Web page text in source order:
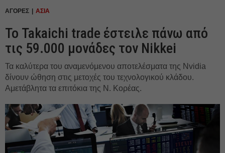
ΑΓΟΡΕΣ ΑΣΙΑ
Το Takaichi trade έστειλε πάνω από
τις 59.000 μονάδες τον Nikkei
Τα καλύτερα του αναμενόμενου αποτελέσματα της Nvidia
δίνουν ώθηση στις μετοχές του τεχνολογικού κλάδου.
Αμετάβλητα τα επιτόκια της Ν. Κορέας.